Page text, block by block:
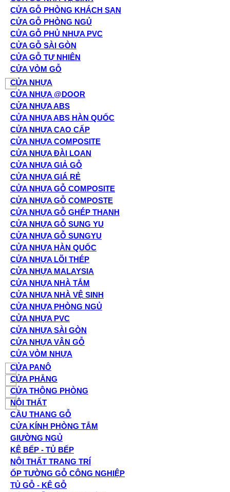
CỬA GỖ PHÒNG KHÁCH SẠN
CỬA GỖ PHÒNG NGỦ
CỬA GỖ PHỦ NHỰA PVC
CỬA GỖ SÀI GÒN
CỬA GỖ TỰ NHIÊN
CỬA VÒM GỖ
CỬA NHỰA
CỬA NHỰA @DOOR
CỬA NHỰA ABS
CỬA NHỰA ABS HÀN QUỐC
CỬA NHỰA CAO CẤP
CỬA NHỰA COMPOSITE
CỬA NHỰA ĐÀI LOAN
CỬA NHỰA GIẢ GỖ
CỬA NHỰA GIÁ RẺ
CỬA NHỰA GỖ COMPOSITE
CỬA NHỰA GỖ COMPOSTE
CỬA NHỰA GỖ GHÉP THANH
CỬA NHỰA GỖ SUNG YU
CỬA NHỰA GỖ SUNGYU
CỬA NHỰA HÀN QUỐC
CỬA NHỰA LÕI THÉP
CỬA NHỰA MALAYSIA
CỬA NHỰA NHÀ TẮM
CỬA NHỰA NHÀ VỆ SINH
CỬA NHỰA PHÒNG NGỦ
CỬA NHỰA PVC
CỬA NHỰA SÀI GÒN
CỬA NHỰA VÂN GỖ
CỬA VÒM NHỰA
CỬA PANÔ
CỬA PHẲNG
CỬA THÔNG PHÒNG
NỘI THẤT
CẦU THANG GỖ
CỬA KÍNH PHÒNG TẮM
GIƯỜNG NGỦ
KỆ BẾP - TỦ BẾP
NỘI THẤT TRANG TRÍ
ỐP TƯỜNG GỖ CÔNG NGHIỆP
TỦ GỖ - KỆ GỖ